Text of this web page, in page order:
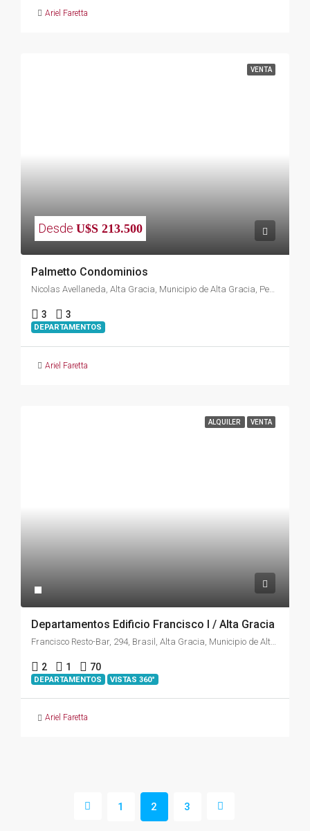
Ariel Faretta
VENTA
Desde U$S 213.500
Palmetto Condominios
3 3
DEPARTAMENTOS
Ariel Faretta
ALQUILER VENTA
Departamentos Edificio Francisco I / Alta Gracia
2 1 70
DEPARTAMENTOS VISTAS 360°
Ariel Faretta
1 2 3